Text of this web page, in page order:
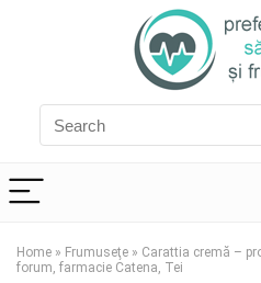
Home » Frumuseţe » Carattia cremă –
forum, farmacie Catena, Tei